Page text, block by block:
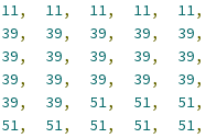
11, 11, 11, 11, 11,
39, 39, 39, 39, 39,
39, 39, 39, 39, 39,
39, 39, 39, 39, 39,
39, 39, 51, 51, 51,
51, 51, 51, 51, 51,